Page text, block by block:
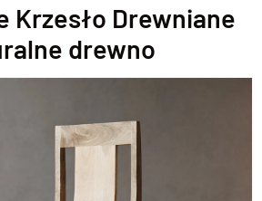
Krzesło Drewniane
drewno